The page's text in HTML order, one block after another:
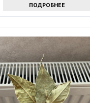
ПОДРОБНЕЕ